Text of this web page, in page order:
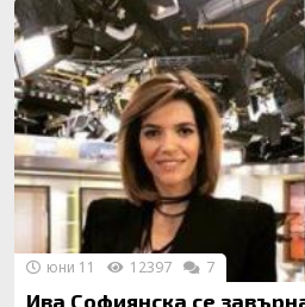
Ива Софиянска се
юни 11 12397 7